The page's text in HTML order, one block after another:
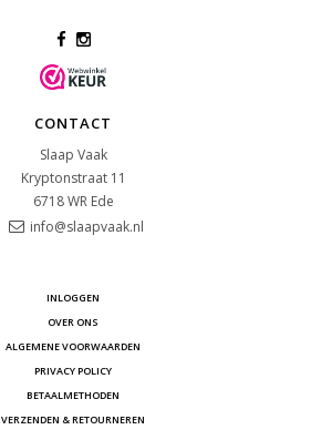
CONTACT
Slaap Vaak
Kryptonstraat 11
6718 WR Ede
info@slaapvaak.nl
INLOGGEN
OVER ONS
ALGEMENE VOORWAARDEN
PRIVACY POLICY
BETAALMETHODEN
VERZENDEN & RETOURNEREN